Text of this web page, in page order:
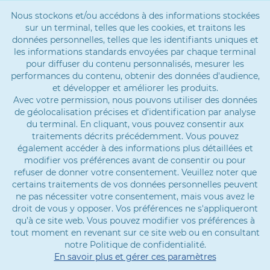
Nous stockons et/ou accédons à des informations stockées
sur un terminal, telles que les cookies, et traitons les
données personnelles, telles que les identifiants uniques et
les informations standards envoyées par chaque terminal
pour diffuser du contenu personnalisés, mesurer les
performances du contenu, obtenir des données d'audience,
et développer et améliorer les produits.
Avec votre permission, nous pouvons utiliser des données
de géolocalisation précises et d’identification par analyse
du terminal. En cliquant, vous pouvez consentir aux
traitements décrits précédemment. Vous pouvez
également accéder à des informations plus détaillées et
modifier vos préférences avant de consentir ou pour
refuser de donner votre consentement. Veuillez noter que
certains traitements de vos données personnelles peuvent
ne pas nécessiter votre consentement, mais vous avez le
droit de vous y opposer. Vos préférences ne s'appliqueront
qu’à ce site web. Vous pouvez modifier vos préférences à
tout moment en revenant sur ce site web ou en consultant
notre Politique de confidentialité.
En savoir plus et gérer ces paramètres